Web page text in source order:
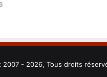
- 2026, Tous droits